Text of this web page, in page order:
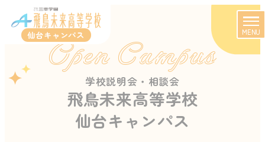
仙台キャンパス MENU
Open Campus
学校説明会・相談会
飛鳥未来高等学校
仙台キャンパス